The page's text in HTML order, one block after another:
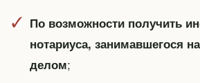
По возможности получить
нотариуса, занимавшегося
делом;